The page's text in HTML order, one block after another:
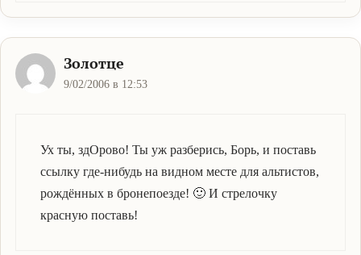
Золотце
9/02/2006 в 12:53
Ух ты, здОрово! Ты уж разберись, Борь, и поставь
ссылку где-нибудь на видном месте для альтистов,
рождённых в бронепоезде! 🙂 И стрелочку
красную поставь!